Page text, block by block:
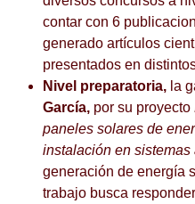
contar con 6
generado artículos
presentados en
Nivel preparatoria, la
García, por su proyecto
paneles solares de
instalación en sistemas
generación de energía
trabajo busca